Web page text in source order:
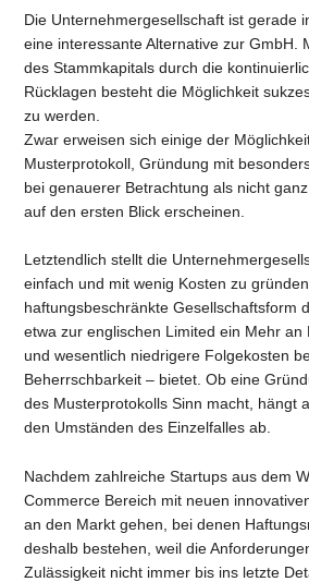
Die Unternehmergesellschaft ist gerade
eine interessante Alternative zur GmbH.
des Stammkapitals durch die
Rücklagen besteht die Möglichkeit
zu werden.
Zwar erweisen sich einige der
Musterprotokoll, Gründung mit
bei genauerer Betrachtung als nicht
auf den ersten Blick erscheinen.
Letztendlich stellt die
einfach und mit wenig Kosten zu
haftungsbeschränkte Gesellschaftsform
etwa zur englischen Limited ein Mehr an
und wesentlich niedrigere Folgekosten
Beherrschbarkeit – bietet. Ob eine
des Musterprotokolls Sinn macht, hängt
den Umständen des Einzelfalles ab.
Nachdem zahlreiche Startups aus dem
Commerce Bereich mit neuen
an den Markt gehen, bei denen
deshalb bestehen, weil die
Zulässigkeit nicht immer bis ins letzte